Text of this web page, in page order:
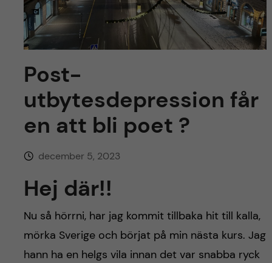
l
y
Post-
utbytesdepression får
en att bli poet ?
december 5, 2023
Hej där!!
Nu så hörrni, har jag kommit tillbaka hit till kalla,
mörka Sverige och börjat på min nästa kurs. Jag
hann ha en helgs vila innan det var snabba ryck